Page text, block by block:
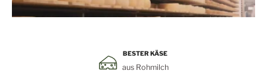
BESTER KÄSE
aus Rohmilch